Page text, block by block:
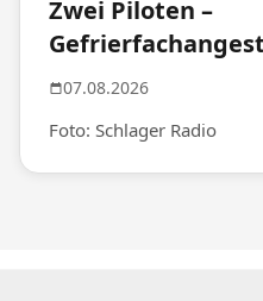
Zwei Piloten –
07.08.2026
Foto: Schlager Radio